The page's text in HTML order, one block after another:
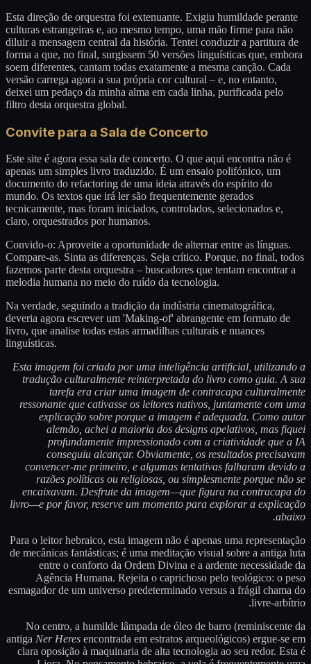
Esta direção de orquestra foi extenuante. Exigiu humildade perante
culturas estrangeiras e, ao mesmo tempo, uma mão firme para não
diluir a mensagem central da história. Tentei conduzir a partitura de
forma a que, no final, surgissem 50 versões linguísticas que, embora
soem diferentes, cantam todas exatamente a mesma canção. Cada
versão carrega agora a sua própria cor cultural – e, no entanto,
deixei um pedaço da minha alma em cada linha, purificada pelo
filtro desta orquestra global.
Convite para a Sala de Concerto
Este site é agora essa sala de concerto. O que aqui encontra não é
apenas um simples livro traduzido. É um ensaio polifónico, um
documento do refactoring de uma ideia através do espírito do
mundo. Os textos que irá ler são frequentemente gerados
tecnicamente, mas foram iniciados, controlados, selecionados e,
claro, orquestrados por humanos.
Convido-o: Aproveite a oportunidade de alternar entre as línguas.
Compare-as. Sinta as diferenças. Seja crítico. Porque, no final, todos
fazemos parte desta orquestra – buscadores que tentam encontrar a
melodia humana no meio do ruído da tecnologia.
Na verdade, seguindo a tradição da indústria cinematográfica,
deveria agora escrever um 'Making-of' abrangente em formato de
livro, que analise todas estas armadilhas culturais e nuances
linguísticas.
Esta imagem foi criada por uma inteligência artificial, utilizando a
tradução culturalmente reinterpretada do livro como guia. A sua
tarefa era criar uma imagem de contracapa culturalmente
ressonante que cativasse os leitores nativos, juntamente com uma
explicação sobre porque a imagem é adequada. Como autor
alemão, achei a maioria dos designs apelativos, mas fiquei
profundamente impressionado com a criatividade que a IA
conseguiu alcançar. Obviamente, os resultados precisavam
convencer-me primeiro, e algumas tentativas falharam devido a
razões políticas ou religiosas, ou simplesmente porque não se
encaixavam. Desfrute da imagem—que figura na contracapa do
livro—e por favor, reserve um momento para explorar a explicação
abaixo.
Para o leitor hebraico, esta imagem não é apenas uma representação
de mecânicas fantásticas; é uma meditação visual sobre a antiga luta
entre o conforto da Ordem Divina e a ardente necessidade da
Agência Humana. Rejeita o caprichoso pelo teológico: o peso
esmagador de um universo predeterminado versus a frágil chama do
livre-arbítrio.
No centro, a humilde lâmpada de óleo de barro (reminiscente da
antiga Ner Heres encontrada em estratos arqueológicos) ergue-se em
clara oposição à maquinaria de alta tecnologia ao seu redor. Esta é